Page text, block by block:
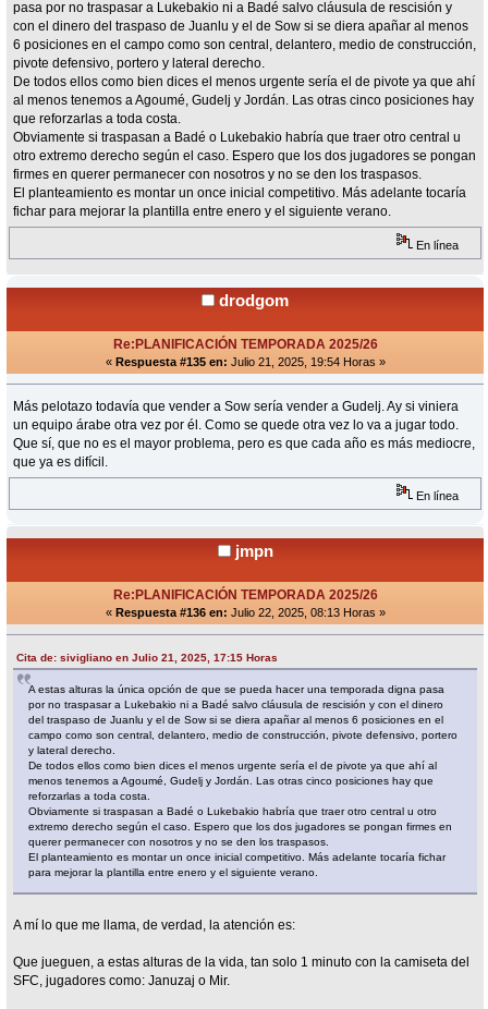
pasa por no traspasar a Lukebakio ni a Badé salvo cláusula de rescisión y
con el dinero del traspaso de Juanlu y el de Sow si se diera apañar al menos
6 posiciones en el campo como son central, delantero, medio de construcción,
pivote defensivo, portero y lateral derecho.
De todos ellos como bien dices el menos urgente sería el de pivote ya que ahí
al menos tenemos a Agoumé, Gudelj y Jordán. Las otras cinco posiciones hay
que reforzarlas a toda costa.
Obviamente si traspasan a Badé o Lukebakio habría que traer otro central u
otro extremo derecho según el caso. Espero que los dos jugadores se pongan
firmes en querer permanecer con nosotros y no se den los traspasos.
El planteamiento es montar un once inicial competitivo. Más adelante tocaría
fichar para mejorar la plantilla entre enero y el siguiente verano.
En línea
drodgom
Re:PLANIFICACIÓN TEMPORADA 2025/26
« Respuesta #135 en: Julio 21, 2025, 19:54 Horas »
Más pelotazo todavía que vender a Sow sería vender a Gudelj. Ay si viniera
un equipo árabe otra vez por él. Como se quede otra vez lo va a jugar todo.
Que sí, que no es el mayor problema, pero es que cada año es más mediocre,
que ya es difícil.
En línea
jmpn
Re:PLANIFICACIÓN TEMPORADA 2025/26
« Respuesta #136 en: Julio 22, 2025, 08:13 Horas »
Cita de: sivigliano en Julio 21, 2025, 17:15 Horas
A estas alturas la única opción de que se pueda hacer una temporada digna pasa
por no traspasar a Lukebakio ni a Badé salvo cláusula de rescisión y con el dinero
del traspaso de Juanlu y el de Sow si se diera apañar al menos 6 posiciones en el
campo como son central, delantero, medio de construcción, pivote defensivo, portero
y lateral derecho.
De todos ellos como bien dices el menos urgente sería el de pivote ya que ahí al
menos tenemos a Agoumé, Gudelj y Jordán. Las otras cinco posiciones hay que
reforzarlas a toda costa.
Obviamente si traspasan a Badé o Lukebakio habría que traer otro central u otro
extremo derecho según el caso. Espero que los dos jugadores se pongan firmes en
querer permanecer con nosotros y no se den los traspasos.
El planteamiento es montar un once inicial competitivo. Más adelante tocaría fichar
para mejorar la plantilla entre enero y el siguiente verano.
A mí lo que me llama, de verdad, la atención es:
Que jueguen, a estas alturas de la vida, tan solo 1 minuto con la camiseta del
SFC, jugadores como: Januzaj o Mir.